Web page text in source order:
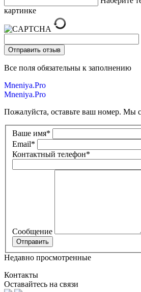
картинке
Все поля обязательны к заполнению
Mneniya.Pro
Mneniya.Pro
Пожалуйста, оставьте ваш номер. Мы
Ваше имя*
Email*
Контактный телефон*
Сообщение
Недавно просмотренные
Контакты
Оставайтесь на связи